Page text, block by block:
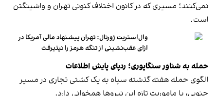
نمی‌کنند؛ مسیری که در کانون اختلاف کنونی تهران و واشینگتن
است.
وال‌استریت ژورنال: تهران پیشنهاد مالی آمریکا در
ازای عقب‌نشینی از تنگه هرمز را نپذیرفت
حمله به شناور سنگاپوری؛ ردپای پایش اطلاعات
الگوی حمله هفته گذشته سپاه به یک کشتی تجاری در مسیر
جنوبی، با ماموریت تازه این نیروها همخوانی دارد.